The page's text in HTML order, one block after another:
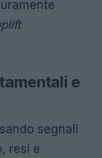
e
segnali
resi e